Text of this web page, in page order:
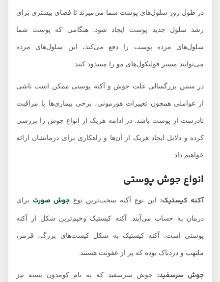
در طول روز سلول‌های پوست شما می‌میرند تا فضای بیشتری برای
رشد سلول جدید پوست ایجاد شود. هنگامی که پوست شما
سلول‌های مرده پوست را دفع می‌کند، این سلول‌های مرده
می‌توانند مسیر فولیکول‌های مو را مسدود کنند.
در سنین بزرگسالی علت جوش و آکنه پوستی ممکن است ناشی
از عواملی همچون تغییرات هورمونی، برخی بیماری‌ها یا مراقبت
نادرست از پوست باشد. در ادامه هریک از انواع جوش را بررسی
کرده و دلایل ایجاد هریک از آن‌ها و راهکاری برای درمانشان ارائه
خواهیم داد.
انواع جوش پوستی
آکنه کیستیک:این نوع آکنه سخت‌ترین نوع جوش صورتبرای
درمان به حساب می‌آیند. آکنه کیستیک وخیم‌ترین شکل از آکنه
پوستی است. آکنه کیستیک به شکل کیست‌های بزرگ، قرمز،
ملتهب و دردناک بوده که پر از عفونت هستند.
جوش سرسفید:جوش سرسفید که به نام کومدون بسته نیز